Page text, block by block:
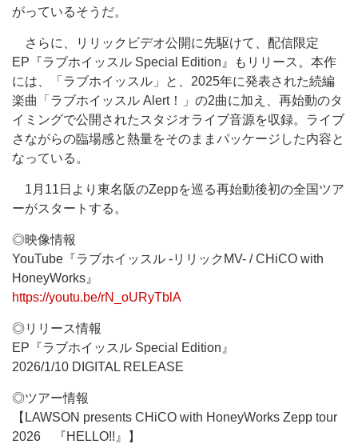
がっているそうだ。
さらに、リリックビデオ公開に先駆けて、配信限定
EP『ラブホイッスル Special Edition』もリリース。本作
には、「ラブホイッスル」と、2025年に発表された続編
楽曲「ラブホイッスル Alert！」の2曲に加え、再始動のタ
イミングで公開されたスタジオライブ音源を収録。ライブ
さながらの臨場感と熱量をそのままパッケージした内容と
なっている。
1月11日より東名阪のZeppを巡る再始動後初の全国ツア
ーがスタートする。
◎映像情報
YouTube『ラブホイッスル -リリックMV- / CHiCO with
HoneyWorks』
https://youtu.be/rN_oURyTblA
◎リリース情報
EP『ラブホイッスル Special Edition』
2026/1/10 DIGITAL RELEASE
◎ツアー情報
【LAWSON presents CHiCO with HoneyWorks Zepp tour
2026 『HELLO!!』】